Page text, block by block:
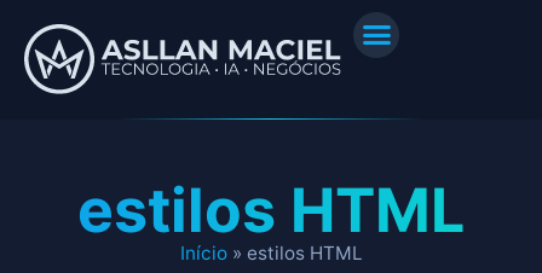
estilos HTML
Início» estilos HTML